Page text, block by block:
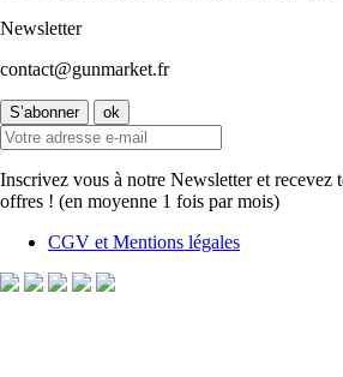
Newsletter
contact@gunmarket.fr
Inscrivez vous à notre Newsletter et recevez
offres ! (en moyenne 1 fois par mois)
CGV et Mentions légales